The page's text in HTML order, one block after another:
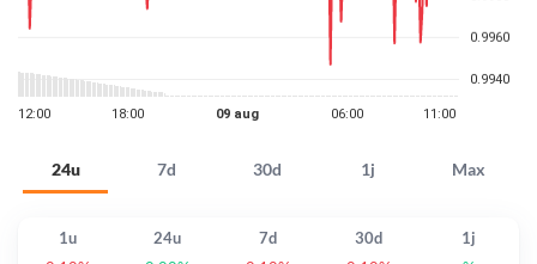
24u 7d 30d 1j Max
1u 24u 7d 30d
1j